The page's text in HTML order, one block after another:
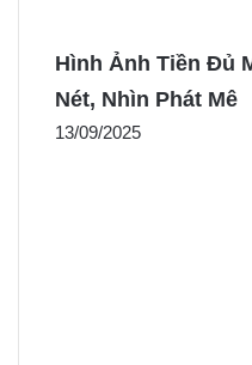
Hình Ảnh Tiền Đủ
Nét, Nhìn Phát Mê
13/09/2025